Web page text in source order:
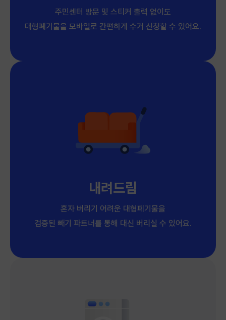
주민센터 방문 및 스티커 출력 없이도
대형폐기물을 모바일로 간편하게 수거 신청할 수 있어요.
내려드림
혼자 버리기 어려운 대형폐기물을
검증된 빼기 파트너를 통해 대신 버리실 수 있어요.